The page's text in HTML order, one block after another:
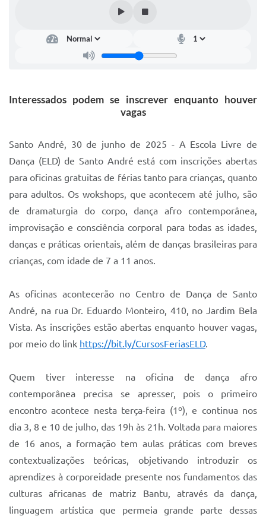
Legislação
Lei de acesso à informação
Mobilidade Urbana Sustentável
Parque Escola
Portal da Educação
Quadra Fiscal
SIC
Autarquias
Interessados podem se inscrever enquanto houver
vagas
Santo André, 30 de junho de 2025 - A Escola Livre de
Dança (ELD) de Santo André está com inscrições abertas
para oficinas gratuitas de férias tanto para crianças, quanto
para adultos. Os wokshops, que acontecem até julho, são
de dramaturgia do corpo, dança afro contemporânea,
improvisação e consciência corporal para todas as idades,
danças e práticas orientais, além de danças brasileiras para
crianças, com idade de 7 a 11 anos.
As oficinas acontecerão no Centro de Dança de Santo
André, na rua Dr. Eduardo Monteiro, 410, no Jardim Bela
Vista. As inscrições estão abertas enquanto houver vagas,
por meio do link https://bit.ly/CursosFeriasELD.
Quem tiver interesse na oficina de dança afro
contemporânea precisa se apresser, pois o primeiro
encontro acontece nesta terça-feira (1º), e continua nos
dia 3, 8 e 10 de julho, das 19h às 21h. Voltada para maiores
de 16 anos, a formação tem aulas práticas com breves
contextualizações teóricas, objetivando introduzir os
aprendizes à corporeidade presente nos fundamentos das
culturas africanas de matriz Bantu, através da dança,
linguagem artística que permeia grande parte dessas